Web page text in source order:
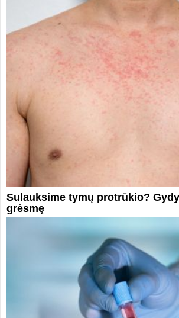
Sulauksime tymų protrūkio?
grėsmę